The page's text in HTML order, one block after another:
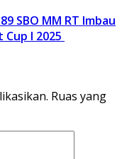
SBO MM RT Imbau
I 2025
Ruas yang